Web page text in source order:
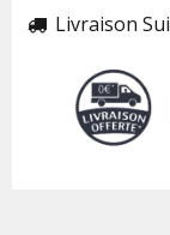
 Livraison